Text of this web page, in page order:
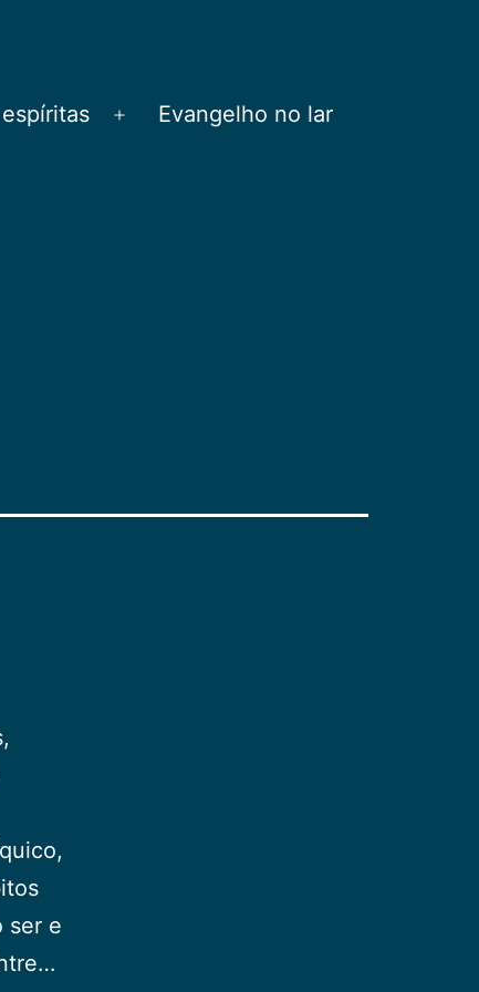
Abrir
Evangelho no lar
ser e